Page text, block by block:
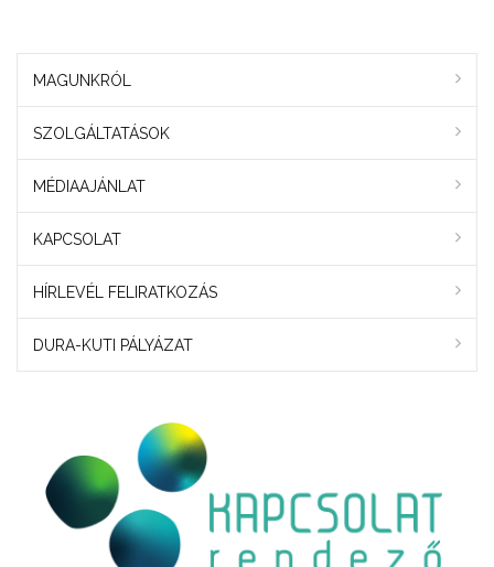
MAGUNKRÓL
SZOLGÁLTATÁSOK
MÉDIAAJÁNLAT
KAPCSOLAT
HÍRLEVÉL FELIRATKOZÁS
DURA-KUTI PÁLYÁZAT